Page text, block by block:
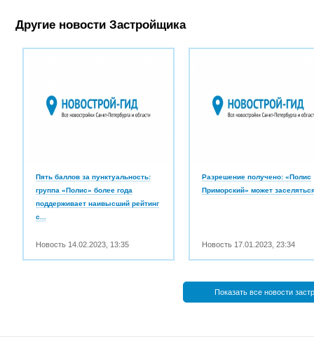
Другие новости Застройщика
Пять баллов за пунктуальность:
группа «Полис» более года
поддерживает наивысший рейтинг
с...
Новость 14.02.2023 13:35
Разрешение получено: «Полис
Приморский» может
Новость 17.01.2023 ,23:34
Показать все новости